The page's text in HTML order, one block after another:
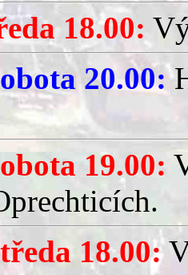
18.00:
20.00:
19.00:
18.00: